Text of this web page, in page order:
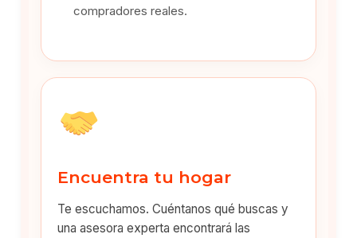
compradores reales.
Encuentra tu hogar
Te escuchamos. Cuéntanos qué buscas y
una asesora experta encontrará las